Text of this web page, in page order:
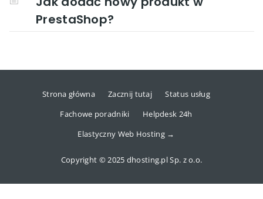
PrestaShop?
Strona główna Zacznij tutaj
Status usług
Fachowe poradniki
Helpdesk 24h
Elastyczny Web Hosting →
Copyright © 2025 dhosting.pl Sp. z o.o.